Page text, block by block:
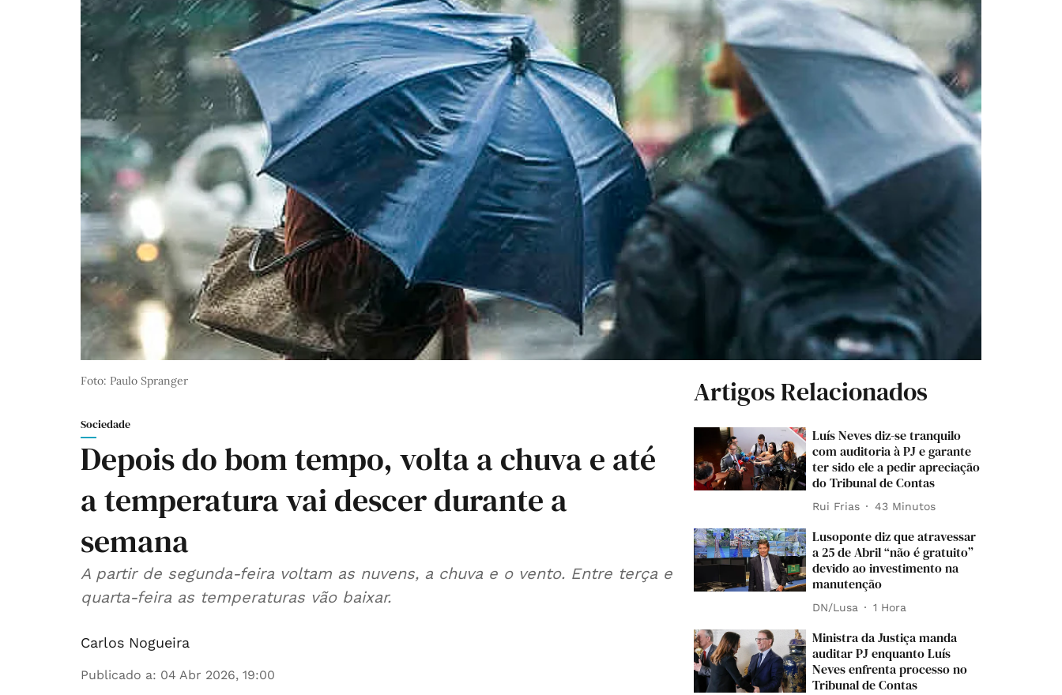
Foto: Paulo Spranger
Sociedade
Depois do bom tempo, volta a chuva e até
a temperatura vai descer durante a
semana
A partir de segunda-feira voltam as nuvens, a chuva e o vento. Entre terça e
quarta-feira as temperaturas vão baixar.
Carlos Nogueira
Publicado a: 04 Abr 2026, 19:00
Artigos Relacionados
Luís Neves diz-se tranquilo
com auditoria à PJ e garante
ter sido ele a pedir apreciação
do Tribunal de Contas
Rui Frias 43 Minutos
Lusoponte diz que atravessar
a 25 de Abril “não é gratuito”
devido ao investimento na
manutenção
DN/Lusa 1 Hora
Ministra da Justiça manda
auditar PJ enquanto Luís
Neves enfrenta processo no
Tribunal de Contas